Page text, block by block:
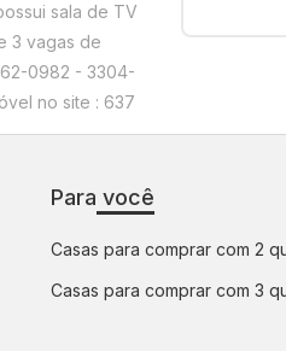
sala de TV
3 vagas de
0982 - 3304-
no site : 637
Para você
Casas para comprar com 2
Casas para comprar com 3